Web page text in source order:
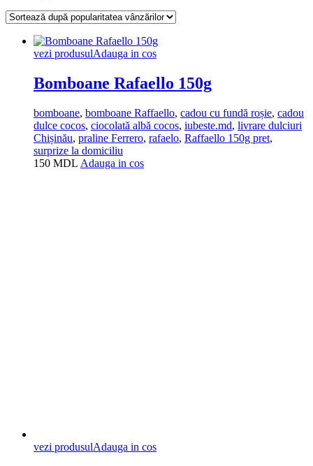
vezi produsulAdauga in cos
Bomboane Rafaello 150g
bomboane, bomboane Raffaello, cadou cu fundă roșie, cadou
dulce cocos, ciocolată albă cocos, iubeste.md, livrare dulciuri
Chișinău, praline Ferrero, rafaelo, Raffaello 150g pret,
surprize la domiciliu
150 MDL Adauga in cos
vezi produsulAdauga in cos